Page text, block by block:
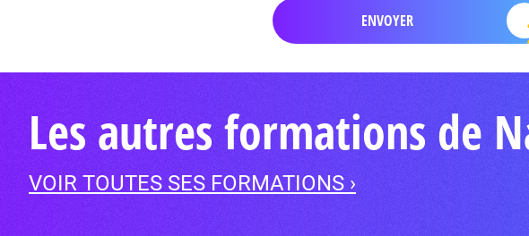
Les autres formations de
VOIR TOUTES SES FORMATIONS ›